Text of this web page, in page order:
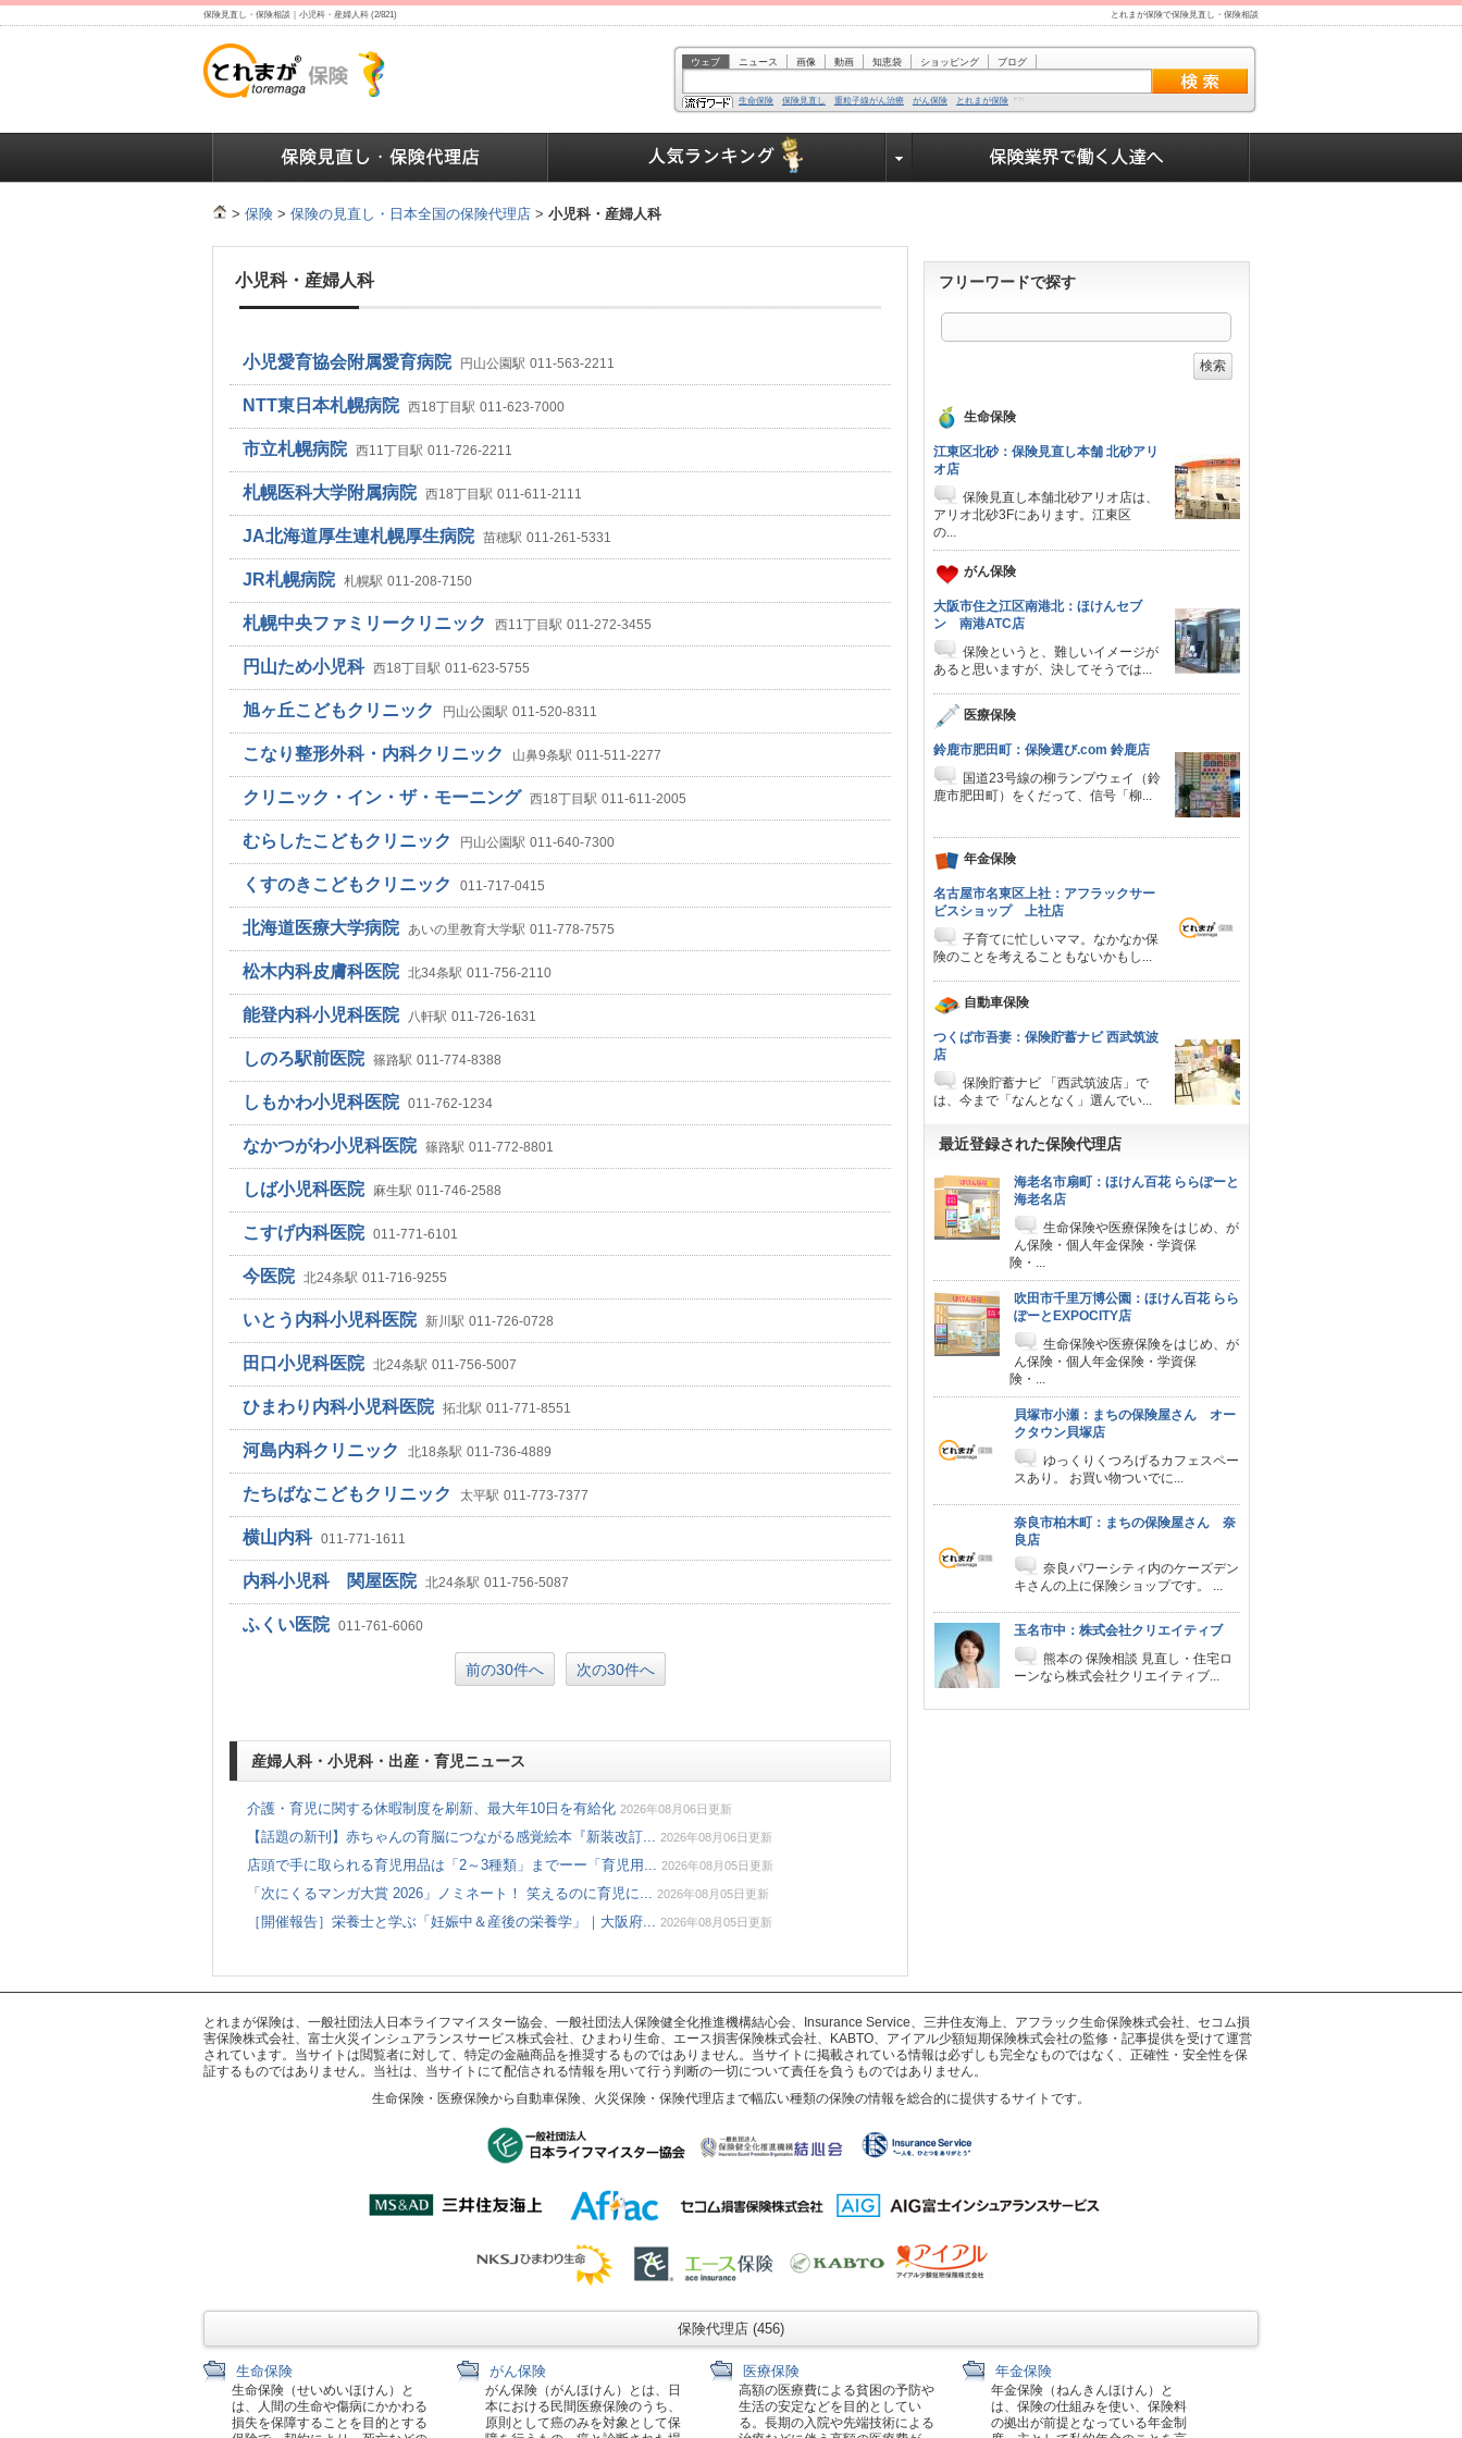
保険見直し・保険相談｜小児科・産婦人科 (2/821) とれまが保険で保険見直し・保険相談
ウェブ ニュース 画像 動画 知恵袋 ショッピング ブログ
生命保険 保険見直し 重粒子線がん治療 がん保険 とれまが保険
> 保険 > 保険の見直し・日本全国の保険代理店 > 小児科・産婦人科
小児科・産婦人科
小児愛育協会附属愛育病院 円山公園駅 011-563-2211
NTT東日本札幌病院 西18丁目駅 011-623-7000
市立札幌病院 西11丁目駅 011-726-2211
札幌医科大学附属病院 西18丁目駅 011-611-2111
JA北海道厚生連札幌厚生病院 苗穂駅 011-261-5331
JR札幌病院 札幌駅 011-208-7150
札幌中央ファミリークリニック 西11丁目駅 011-272-3455
円山ため小児科 西18丁目駅 011-623-5755
旭ヶ丘こどもクリニック 円山公園駅 011-520-8311
こなり整形外科・内科クリニック 山鼻9条駅 011-511-2277
クリニック・イン・ザ・モーニング 西18丁目駅 011-611-2005
むらしたこどもクリニック 円山公園駅 011-640-7300
くすのきこどもクリニック 011-717-0415
北海道医療大学病院 あいの里教育大学駅 011-778-7575
松木内科皮膚科医院 北34条駅 011-756-2110
能登内科小児科医院 八軒駅 011-726-1631
しのろ駅前医院 篠路駅 011-774-8388
しもかわ小児科医院 011-762-1234
なかつがわ小児科医院 篠路駅 011-772-8801
しば小児科医院 麻生駅 011-746-2588
こすげ内科医院 011-771-6101
今医院 北24条駅 011-716-9255
いとう内科小児科医院 新川駅 011-726-0728
田口小児科医院 北24条駅 011-756-5007
ひまわり内科小児科医院 拓北駅 011-771-8551
河島内科クリニック 北18条駅 011-736-4889
たちばなこどもクリニック 太平駅 011-773-7377
横山内科 011-771-1611
内科小児科 関屋医院 北24条駅 011-756-5087
ふくい医院 011-761-6060
前の30件へ 次の30件へ
産婦人科・小児科・出産・育児ニュース
介護・育児に関する休暇制度を刷新、最大年10日を有給化 2026年08月06日更新
【話題の新刊】赤ちゃんの育脳につながる感覚絵本『新装改訂... 2026年08月06日更新
店頭で手に取られる育児用品は「2～3種類」までーー「育児用... 2026年08月05日更新
「次にくるマンガ大賞 2026」ノミネート！ 笑えるのに育児に... 2026年08月05日更新
［開催報告］栄養士と学ぶ「妊娠中＆産後の栄養学」｜大阪府... 2026年08月05日更新
フリーワードで探す
生命保険
江東区北砂：保険見直し本舗 北砂アリ
オ店
保険見直し本舗北砂アリオ店は、
アリオ北砂3Fにあります。江東区
の...
がん保険
大阪市住之江区南港北：ほけんセブ
ン 南港ATC店
保険というと、難しいイメージが
あると思いますが、決してそうでは...
医療保険
鈴鹿市肥田町：保険選び.com 鈴鹿店
国道23号線の柳ランプウェイ（鈴
鹿市肥田町）をくだって、信号「柳...
年金保険
名古屋市名東区上社：アフラックサー
ビスショップ 上社店
子育てに忙しいママ。なかなか保
険のことを考えることもないかもし...
自動車保険
つくば市吾妻：保険貯蓄ナビ 西武筑波
店
保険貯蓄ナビ 「西武筑波店」で
は、今まで「なんとなく」選んでい...
最近登録された保険代理店
海老名市扇町：ほけん百花 ららぽーと
海老名店
生命保険や医療保険をはじめ、が
ん保険・個人年金保険・学資保
険・...
吹田市千里万博公園：ほけん百花 らら
ぽーとEXPOCITY店
生命保険や医療保険をはじめ、が
ん保険・個人年金保険・学資保
険・...
貝塚市小瀬：まちの保険屋さん オー
クタウン貝塚店
ゆっくりくつろげるカフェスペー
スあり。 お買い物ついでに...
奈良市柏木町：まちの保険屋さん 奈
良店
奈良パワーシティ内のケーズデン
キさんの上に保険ショップです。 ...
玉名市中：株式会社クリエイティブ
熊本の 保険相談 見直し・住宅ロ
ーンなら株式会社クリエイティブ...
とれまが保険は、一般社団法人日本ライフマイスター協会、一般社団法人保険健全化推進機構結心会、Insurance Service、三井住友海上、アフラック生命保険株式会社、セコム損
害保険株式会社、富士火災インシュアランスサービス株式会社、ひまわり生命、エース損害保険株式会社、KABTO、アイアル少額短期保険株式会社の監修・記事提供を受けて運営
されています。当サイトは閲覧者に対して、特定の金融商品を推奨するものではありません。当サイトに掲載されている情報は必ずしも完全なものではなく、正確性・安全性を保
証するものではありません。当社は、当サイトにて配信される情報を用いて行う判断の一切について責任を負うものではありません。
生命保険・医療保険から自動車保険、火災保険・保険代理店まで幅広い種類の保険の情報を総合的に提供するサイトです。
保険代理店 (456)
生命保険
生命保険（せいめいほけん）と
は、人間の生命や傷病にかかわる
損失を保障することを目的とする
がん保険
がん保険（がんほけん）とは、日
本における民間医療保険のうち、
原則として癌のみを対象として保
医療保険
高額の医療費による貧困の予防や
生活の安定などを目的としてい
る。長期の入院や先端技術による
年金保険
年金保険（ねんきんほけん）と
は、保険の仕組みを使い、保険料
の拠出が前提となっている年金制